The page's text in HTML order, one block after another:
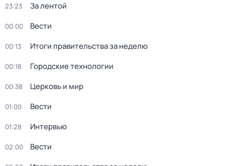
23:23 За лентой
00:00 Вести
00:13 Итоги правительства за неделю
00:18 Городские технологии
00:38 Церковь и мир
01:00 Вести
01:28 Интервью
02:00 Вести